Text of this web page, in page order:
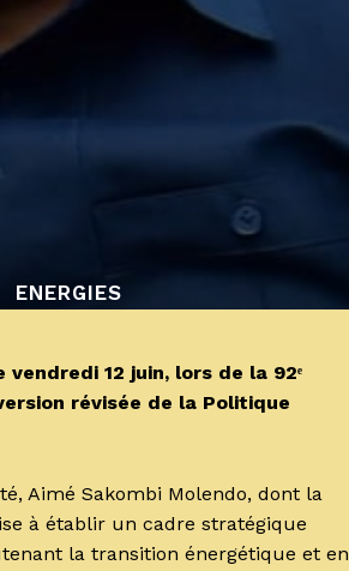
ENERGIES
vendredi 12 juin, lors de la 92ᵉ
révisée de la Politique
Aimé Sakombi Molendo, dont la
à établir un cadre stratégique
la transition énergétique et en